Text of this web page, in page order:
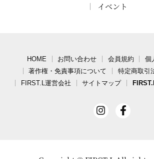
イベント
HOME お問い合わせ 会員規約
個
著作権・免責事項について
特定商取引
FIRST.L運営会社
サイトマップ